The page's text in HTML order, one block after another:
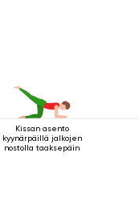
Kissan asento
kyynärpäillä jalkojen
nostolla taaksepäin